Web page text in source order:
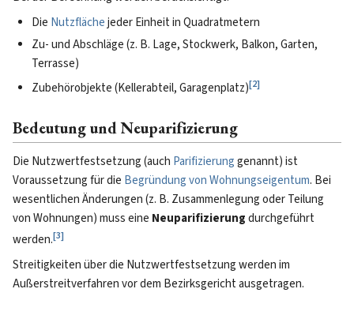
Die Nutzflächejeder Einheit in Quadratmetern
Zu- und Abschläge (z. B. Lage, Stockwerk, Balkon, Garten,
Terrasse)
Zubehörobjekte (Kellerabteil, Garagenplatz)[2]
Bedeutung und Neuparifizierung
Die Nutzwertfestsetzung (auch Parifizierunggenannt) ist
Voraussetzung für die Begründung von Wohnungseigentum. Bei
wesentlichen Änderungen (z. B. Zusammenlegung oder Teilung
von Wohnungen) muss eine Neuparifizierungdurchgeführt
werden.[3]
Streitigkeiten über die Nutzwertfestsetzung werden im
Außerstreitverfahren vor dem Bezirksgericht ausgetragen.